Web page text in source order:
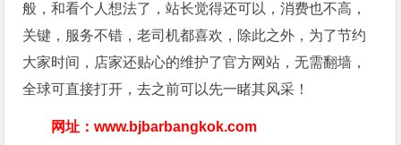
般，和看个人想法了，站长觉得还可以，消费也不高，
关键，服务不错，老司机都喜欢，除此之外，为了节约
大家时间，店家还贴心的维护了官方网站，无需翻墙，
全球可直接打开，去之前可以先一睹其风采！
网址：www.bjbarbangkok.com